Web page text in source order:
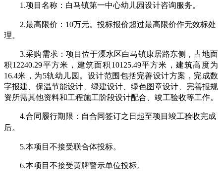
1.项目名称： 白马镇第一中心幼儿园设计咨询服务。
2.最高限价： 10万元。投标报价超过最高限价作无效标处
理。
3.采购需求：项目位于溧水区白马镇康居路东侧，占地面
积12240.29平方米，建筑面积10125.49平方米，建筑高度为
16.4米，为5轨幼儿园。设计范围包括完善设计方案，完成数
字报建、保温节能设计、绿建设计、绿色图章设计、完善报规
资所需其他资料和工程施工阶段设计配合、竣工验收等工作。
4.合同履行期限 ：自合同签订之日起至项目竣工验收完成
后。
5.本项目不接受联合体投标。
6.本项目不接受黄牌警示单位投标。